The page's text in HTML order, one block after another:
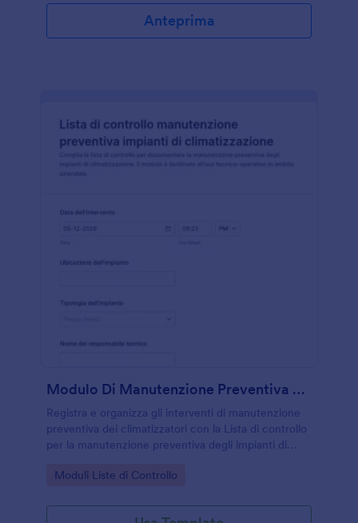
Anteprima
Modulo Di Manutenzione Preventiva HVAC
Registra e organizza gli interventi di manutenzione
preventiva dei climatizzatori con la Lista di controllo
per la manutenzione preventiva degli impianti di
che gestiscono più sedi e impianti.
Go to Category:
Moduli Liste di Controllo